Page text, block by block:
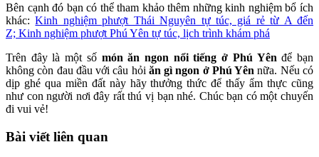
Bên cạnh đó bạn có thể tham khảo thêm những kinh nghiệm bổ ích
khác:Kinh nghiệm phượt Thái Nguyên tự túc, giá rẻ từ A đến
Z; Kinh nghiệm phượt Phú Yên tự túc, lịch trình khám phá
Trên đây là một số món ăn ngon nổi tiếng ở Phú Yên để bạn
không còn đau đầu với câu hỏi ăn gì ngon ở Phú Yênnữa. Nếu có
dịp ghé qua miền đất này hãy thưởng thức để thấy ẩm thực cũng
như con người nơi đây rất thú vị bạn nhé. Chúc bạn có một chuyến
đi vui vẻ!
Bài viết liên quan